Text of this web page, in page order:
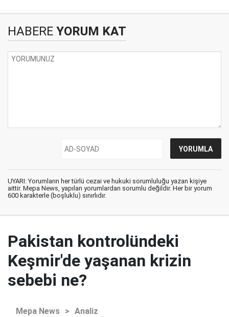
HABERE YORUM KAT
UYARI: Yorumların her türlü cezai ve hukuki sorumluluğu yazan kişiye
aittir. Mepa News, yapılan yorumlardan sorumlu değildir. Her bir yorum
600 karakterle (boşluklu) sınırlıdır.
Pakistan kontrolündeki
Keşmir'de yaşanan krizin
sebebi ne?
Mepa News > Analiz